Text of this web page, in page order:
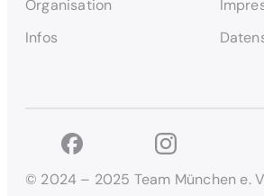
Organisation
Infos
© 2024 – 2025 Team München e.